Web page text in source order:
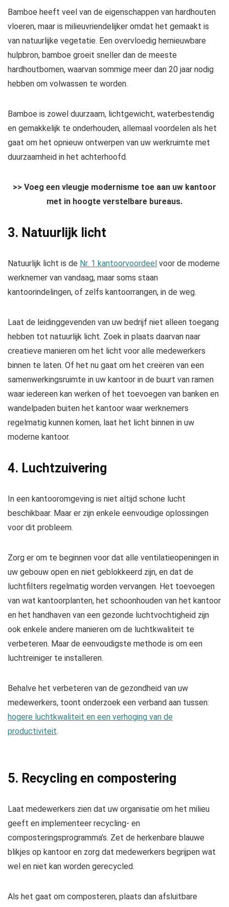
Bamboe heeft veel van de eigenschappen van hardhouten
vloeren, maar is milieuvriendelijker omdat het gemaakt is
van natuurlijke vegetatie. Een overvloedig hernieuwbare
hulpbron, bamboe groeit sneller dan de meeste
hardhoutbomen, waarvan sommige meer dan 20 jaar nodig
hebben om volwassen te worden.
Bamboe is zowel duurzaam, lichtgewicht, waterbestendig
en gemakkelijk te onderhouden, allemaal voordelen als het
gaat om het opnieuw ontwerpen van uw werkruimte met
duurzaamheid in het achterhoofd.
>> Voeg een vleugje modernisme toe aan uw kantoor
met in hoogte verstelbare bureaus.
3. Natuurlijk licht
Natuurlijk licht is de Nr. 1 kantoorvoordeel voor de moderne
werknemer van vandaag, maar soms staan ​​
kantoorindelingen, of zelfs kantoorrangen, in de weg.
Laat de leidinggevenden van uw bedrijf niet alleen toegang
hebben tot natuurlijk licht. Zoek in plaats daarvan naar
creatieve manieren om het licht voor alle medewerkers
binnen te laten. Of het nu gaat om het creëren van een
samenwerkingsruimte in uw kantoor in de buurt van ramen
waar iedereen kan werken of het toevoegen van banken en
wandelpaden buiten het kantoor waar werknemers
regelmatig kunnen komen, laat het licht binnen in uw
moderne kantoor.
4. Luchtzuivering
In een kantooromgeving is niet altijd schone lucht
beschikbaar. Maar er zijn enkele eenvoudige oplossingen
voor dit probleem.
Zorg er om te beginnen voor dat alle ventilatieopeningen in
uw gebouw open en niet geblokkeerd zijn, en dat de
luchtfilters regelmatig worden vervangen. Het toevoegen
van wat kantoorplanten, het schoonhouden van het kantoor
en het handhaven van een gezonde luchtvochtigheid zijn
ook enkele andere manieren om de luchtkwaliteit te
verbeteren. Maar de eenvoudigste methode is om een ​​
luchtreiniger te installeren.
Behalve het verbeteren van de gezondheid van uw
medewerkers, toont onderzoek een verband aan tussen:
hogere luchtkwaliteit en een verhoging van de
productiviteit.
5. Recycling en compostering
Laat medewerkers zien dat uw organisatie om het milieu
geeft en implementeer recycling- en
composteringsprogramma’s. Zet de herkenbare blauwe
blikjes op kantoor en zorg dat medewerkers begrijpen wat
wel en niet kan worden gerecycled.
Als het gaat om composteren, plaats dan afsluitbare